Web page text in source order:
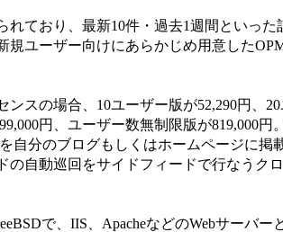
ており、最新10件・過去1週間といった
規ユーザー向けにあらかじめ用意した
スの場合、10ユーザー版が52,290円、
円、ユーザー数無制限版が819,000
を自分のブログもしくはホームページに
の自動巡回をサイドフィードで行なうク
で、IIS、ApacheなどのWebサーバー